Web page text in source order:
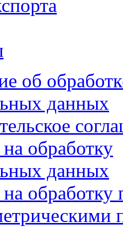
об
данных
обработку
данных
на обработку